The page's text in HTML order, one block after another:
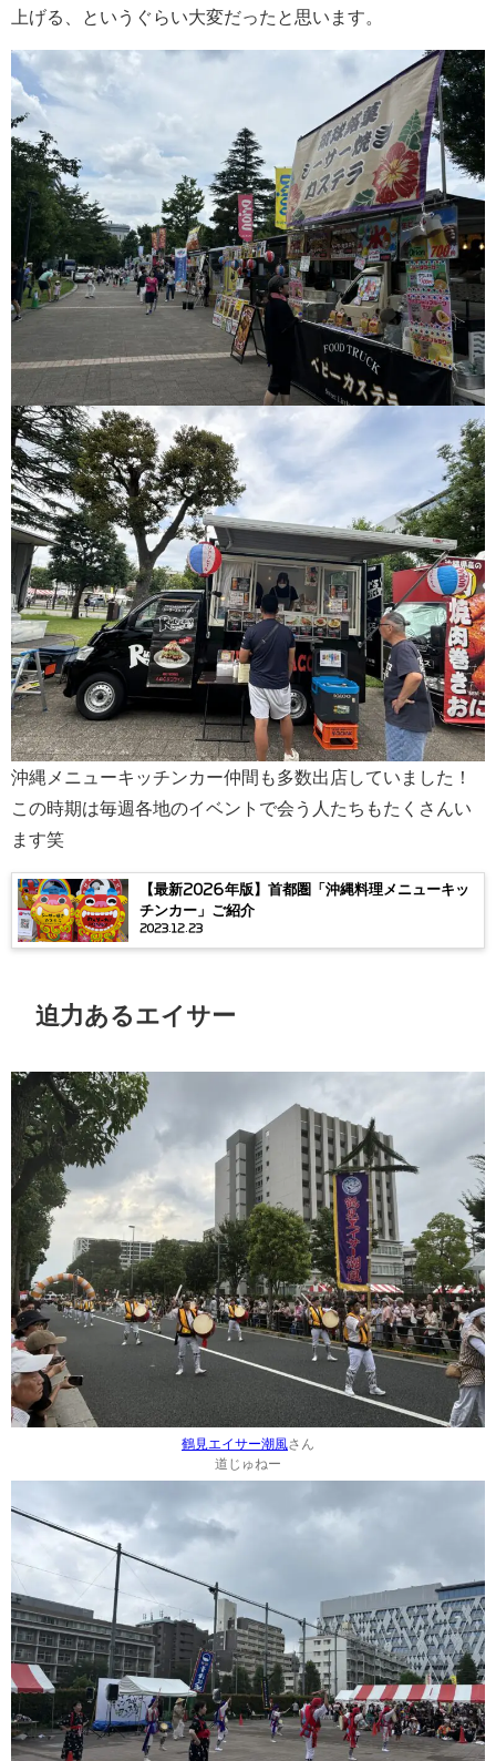
上げる、というぐらい大変だったと思います。
沖縄メニューキッチンカー仲間も多数出店していました！
この時期は毎週各地のイベントで会う人たちもたくさんい
ます笑
【最新2026年版】首都圏「沖縄料理メニューキッ
チンカー」ご紹介
2023.12.23
迫力あるエイサー
鶴見エイサー潮風さん
道じゅねー